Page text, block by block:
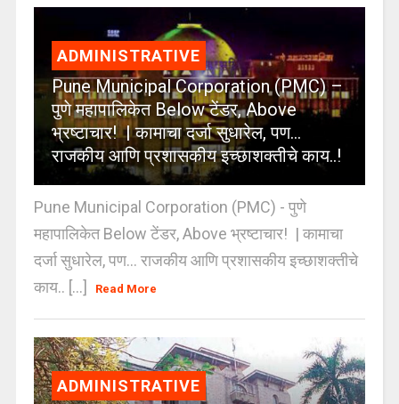
ADMINISTRATIVE
Pune Municipal Corporation (PMC) –
पुणे महापालिकेत Below टेंडर, Above
भ्रष्टाचार! | कामाचा दर्जा सुधारेल, पण…
राजकीय आणि प्रशासकीय इच्छाशक्तीचे काय..!
Pune Municipal Corporation (PMC) - पुणे
महापालिकेत Below टेंडर, Above भ्रष्टाचार! | कामाचा
दर्जा सुधारेल, पण… राजकीय आणि प्रशासकीय इच्छाशक्तीचे
काय.. [...]
Read More
ADMINISTRATIVE